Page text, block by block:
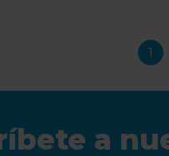
1
a